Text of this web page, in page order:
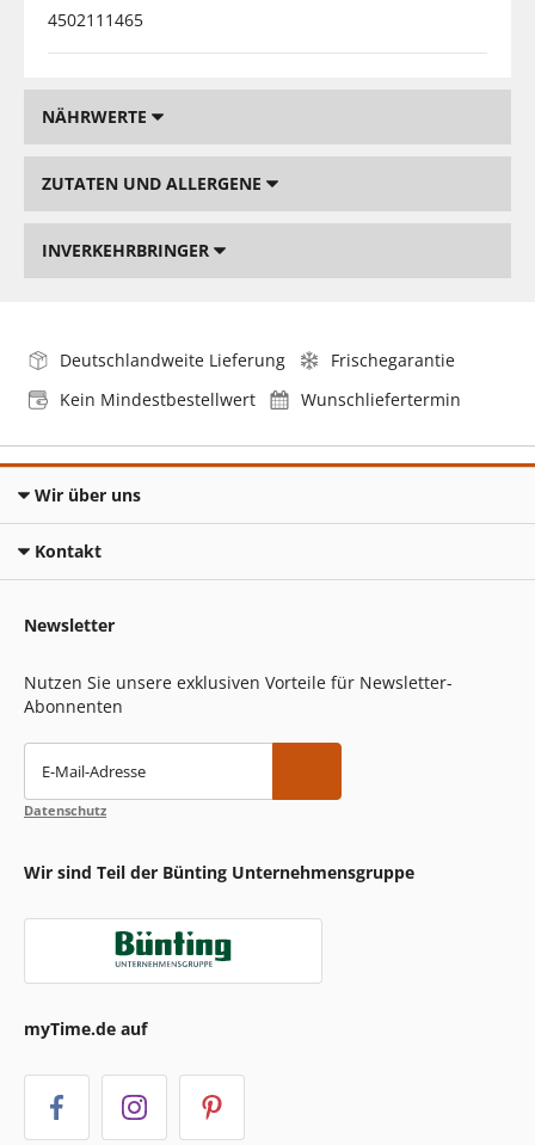
4502111465
NÄHRWERTE
ZUTATEN UND ALLERGENE
INVERKEHRBRINGER
Deutschlandweite Lieferung
Frischegarantie
Kein Mindestbestellwert
Wunschliefertermin
Wir über uns
Kontakt
Newsletter
Nutzen Sie unsere exklusiven Vorteile für Newsletter-
Abonnenten
E-Mail-Adresse
Datenschutz
Wir sind Teil der Bünting Unternehmensgruppe
myTime.de auf